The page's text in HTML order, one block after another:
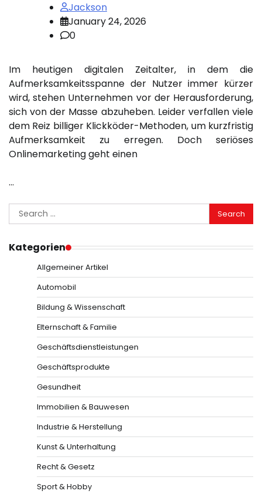
Jackson
January 24, 2026
0
Im heutigen digitalen Zeitalter, in dem die
Aufmerksamkeitsspanne der Nutzer immer kürzer
wird, stehen Unternehmen vor der Herausforderung,
sich von der Masse abzuheben. Leider verfallen viele
dem Reiz billiger Klickköder-Methoden, um kurzfristig
Aufmerksamkeit zu erregen. Doch seriöses
Onlinemarketing geht einen
…
Search
for:
Kategorien
Allgemeiner Artikel
Automobil
Bildung & Wissenschaft
Elternschaft & Familie
Geschäftsdienstleistungen
Geschäftsprodukte
Gesundheit
Immobilien & Bauwesen
Industrie & Herstellung
Kunst & Unterhaltung
Recht & Gesetz
Sport & Hobby